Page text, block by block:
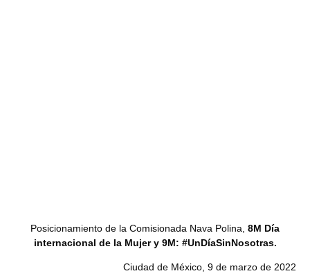
Posicionamiento de la Comisionada Nava Polina, 8M Día
internacional de la Mujer y 9M: #UnDíaSinNosotras.
Ciudad de México, 9 de marzo de 2022